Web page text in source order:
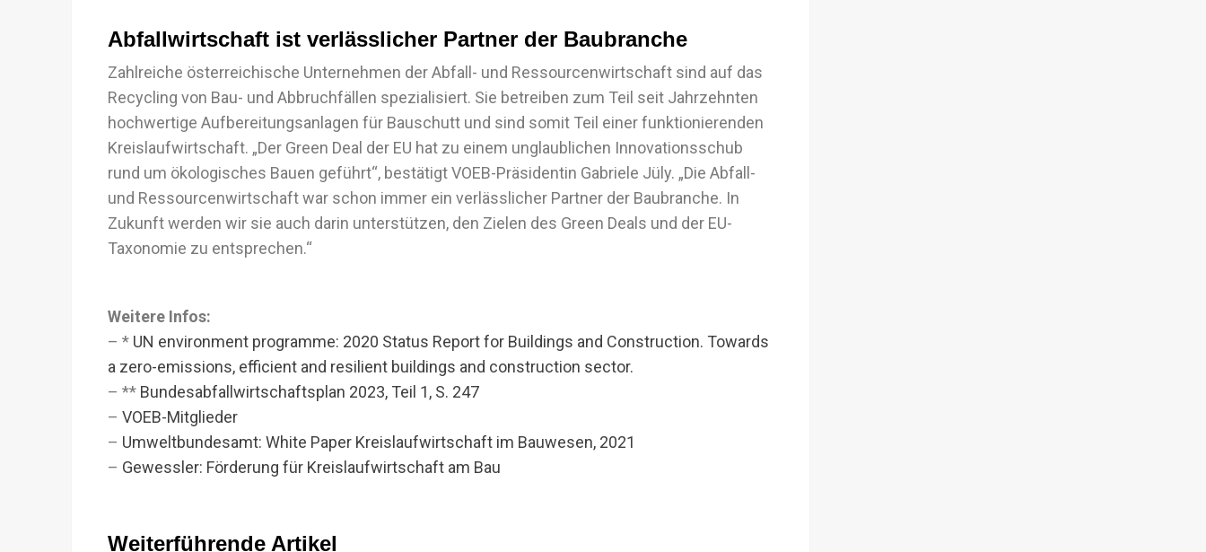
Abfallwirtschaft ist verlässlicher Partner der Baubranche
Zahlreiche österreichische Unternehmen der Abfall- und Ressourcenwirtschaft sind auf das
Recycling von Bau- und Abbruchfällen spezialisiert. Sie betreiben zum Teil seit Jahrzehnten
hochwertige Aufbereitungsanlagen für Bauschutt und sind somit Teil einer funktionierenden
Kreislaufwirtschaft. „Der Green Deal der EU hat zu einem unglaublichen Innovationsschub
rund um ökologisches Bauen geführt“, bestätigt VOEB-Präsidentin Gabriele Jüly. „Die Abfall-
und Ressourcenwirtschaft war schon immer ein verlässlicher Partner der Baubranche. In
Zukunft werden wir sie auch darin unterstützen, den Zielen des Green Deals und der EU-
Taxonomie zu entsprechen.“
Weitere Infos:
– * UN environment programme: 2020 Status Report for Buildings and Construction. Towards
a zero-emissions, efficient and resilient buildings and construction sector.
– ** Bundesabfallwirtschaftsplan 2023, Teil 1, S. 247
– VOEB-Mitglieder
– Umweltbundesamt: White Paper Kreislaufwirtschaft im Bauwesen, 2021
– Gewessler: Förderung für Kreislaufwirtschaft am Bau
Weiterführende Artikel